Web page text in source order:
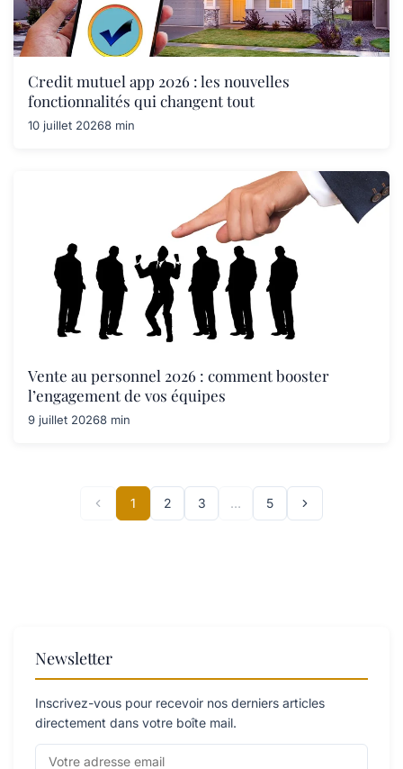
Credit mutuel app 2026 : les nouvelles
fonctionnalités qui changent tout
10 juillet 20268 min
Vente au personnel 2026 : comment booster
l’engagement de vos équipes
9 juillet 20268 min
1 2 3 … 5
Newsletter
Inscrivez-vous pour recevoir nos derniers articles
directement dans votre boîte mail.